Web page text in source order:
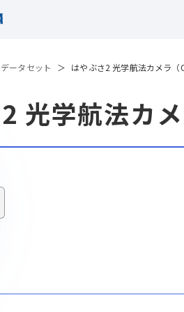
データセット はやぶさ2 光学航法カメラ（
光学航法カ